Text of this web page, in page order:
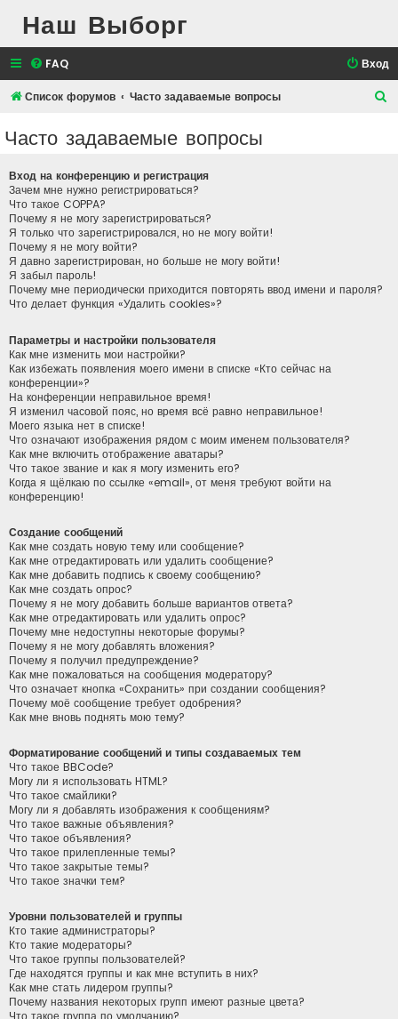
Наш Выборг
FAQ Вход
Список форумов Часто задаваемые вопросы
Часто задаваемые вопросы
Вход на конференцию и регистрация
Зачем мне нужно регистрироваться?
Что такое COPPA?
Почему я не могу зарегистрироваться?
Я только что зарегистрировался, но не могу войти!
Почему я не могу войти?
Я давно зарегистрирован, но больше не могу войти!
Я забыл пароль!
Почему мне периодически приходится повторять ввод имени и пароля?
Что делает функция «Удалить cookies»?
Параметры и настройки пользователя
Как мне изменить мои настройки?
Как избежать появления моего имени в списке «Кто сейчас на
конференции»?
На конференции неправильное время!
Я изменил часовой пояс, но время всё равно неправильное!
Моего языка нет в списке!
Что означают изображения рядом с моим именем пользователя?
Как мне включить отображение аватары?
Что такое звание и как я могу изменить его?
Когда я щёлкаю по ссылке «email», от меня требуют войти на
конференцию!
Создание сообщений
Как мне создать новую тему или сообщение?
Как мне отредактировать или удалить сообщение?
Как мне добавить подпись к своему сообщению?
Как мне создать опрос?
Почему я не могу добавить больше вариантов ответа?
Как мне отредактировать или удалить опрос?
Почему мне недоступны некоторые форумы?
Почему я не могу добавлять вложения?
Почему я получил предупреждение?
Как мне пожаловаться на сообщения модератору?
Что означает кнопка «Сохранить» при создании сообщения?
Почему моё сообщение требует одобрения?
Как мне вновь поднять мою тему?
Форматирование сообщений и типы создаваемых тем
Что такое BBCode?
Могу ли я использовать HTML?
Что такое смайлики?
Могу ли я добавлять изображения к сообщениям?
Что такое важные объявления?
Что такое объявления?
Что такое прилепленные темы?
Что такое закрытые темы?
Что такое значки тем?
Уровни пользователей и группы
Кто такие администраторы?
Кто такие модераторы?
Что такое группы пользователей?
Где находятся группы и как мне вступить в них?
Как мне стать лидером группы?
Почему названия некоторых групп имеют разные цвета?